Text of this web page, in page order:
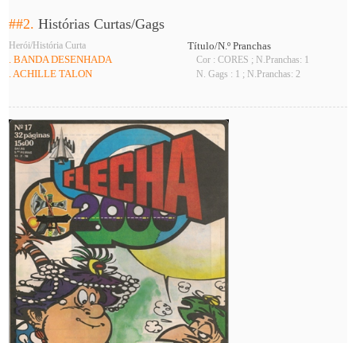
##2.Histórias Curtas/Gags
Herói/História Curta
Título/N.º Pranchas
. BANDA DESENHADA
Cor : CORES ; N.Pranchas: 1
. ACHILLE TALON N. Gags : 1 ; N.Pranchas: 2